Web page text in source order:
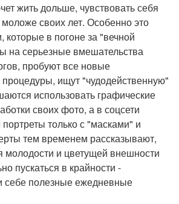
жить дольше, чувствовать себя
своих лет. Особенно это
в погоне за "вечной
на серьезные вмешательства
пробуют все новые
процедуры, ищут "чудодейственную"
использовать графические
своих фото, а в соцсети
только с "масками" и
тем временем рассказывают,
молодости и цветущей внешности
пускаться в крайности -
себе полезные ежедневные